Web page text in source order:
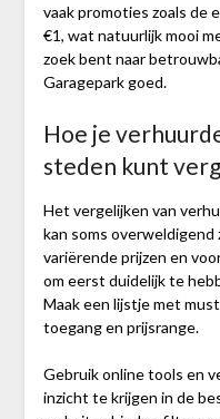
vaak promoties zoals de
€1, wat natuurlijk mooi
zoek bent naar
Garagepark goed.
Hoe je
steden kunt
Het vergelijken van
kan soms
variërende prijzen en
om eerst duidelijk te
Maak een lijstje met
toegang en prijsrange.
Gebruik online tools en
inzicht te krijgen in de